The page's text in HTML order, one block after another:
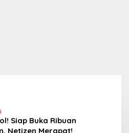
Siap Buka Ribuan
Netizen Merapat!